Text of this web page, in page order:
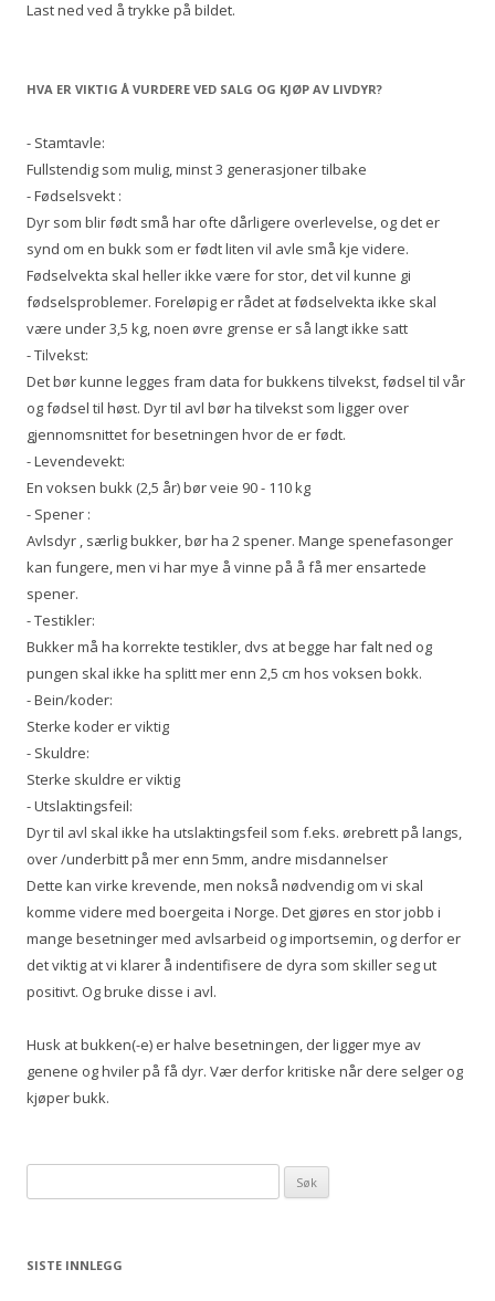
Last ned ved å trykke på bildet.
HVA ER VIKTIG Å VURDERE VED SALG OG KJØP AV LIVDYR?
- Stamtavle:
Fullstendig som mulig, minst 3 generasjoner tilbake
- Fødselsvekt :
Dyr som blir født små har ofte dårligere overlevelse, og det er
synd om en bukk som er født liten vil avle små kje videre.
Fødselvekta skal heller ikke være for stor, det vil kunne gi
fødselsproblemer. Foreløpig er rådet at fødselvekta ikke skal
være under 3,5 kg, noen øvre grense er så langt ikke satt
- Tilvekst:
Det bør kunne legges fram data for bukkens tilvekst, fødsel til vår
og fødsel til høst. Dyr til avl bør ha tilvekst som ligger over
gjennomsnittet for besetningen hvor de er født.
- Levendevekt:
En voksen bukk (2,5 år) bør veie 90 - 110 kg
- Spener :
Avlsdyr , særlig bukker, bør ha 2 spener. Mange spenefasonger
kan fungere, men vi har mye å vinne på å få mer ensartede
spener.
- Testikler:
Bukker må ha korrekte testikler, dvs at begge har falt ned og
pungen skal ikke ha splitt mer enn 2,5 cm hos voksen bokk.
- Bein/koder:
Sterke koder er viktig
- Skuldre:
Sterke skuldre er viktig
- Utslaktingsfeil:
Dyr til avl skal ikke ha utslaktingsfeil som f.eks. ørebrett på langs,
over /underbitt på mer enn 5mm, andre misdannelser
Dette kan virke krevende, men nokså nødvendig om vi skal
komme videre med boergeita i Norge. Det gjøres en stor jobb i
mange besetninger med avlsarbeid og importsemin, og derfor er
det viktig at vi klarer å indentifisere de dyra som skiller seg ut
positivt. Og bruke disse i avl.
Husk at bukken(-e) er halve besetningen, der ligger mye av
genene og hviler på få dyr. Vær derfor kritiske når dere selger og
kjøper bukk.
SISTE INNLEGG